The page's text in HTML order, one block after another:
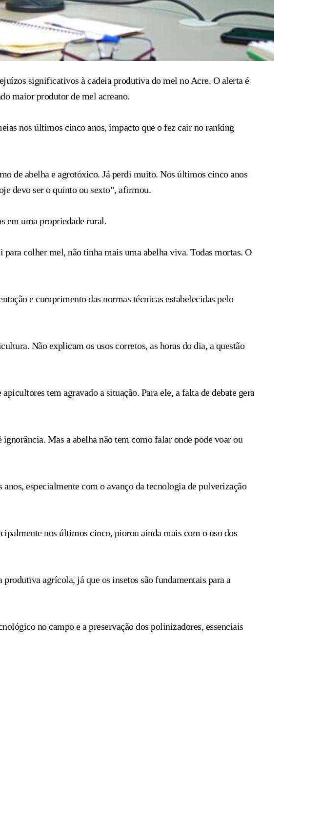
significativos à cadeia produtiva do mel no Acre. O alerta é
maior produtor de mel acreano.
nos últimos cinco anos, impacto que o fez cair no ranking
de abelha e agrotóxico. Já perdi muito. Nos últimos cinco anos
devo ser o quinto ou sexto”, afirmou.
em uma propriedade rural.
colher mel, não tinha mais uma abelha viva. Todas mortas. O
e cumprimento das normas técnicas estabelecidas pelo
Não explicam os usos corretos, as horas do dia, a questão
tem agravado a situação. Para ele, a falta de debate gera
Mas a abelha não tem como falar onde pode voar ou
especialmente com o avanço da tecnologia de pulverização
nos últimos cinco, piorou ainda mais com o uso dos
agrícola, já que os insetos são fundamentais para a
no campo e a preservação dos polinizadores, essenciais